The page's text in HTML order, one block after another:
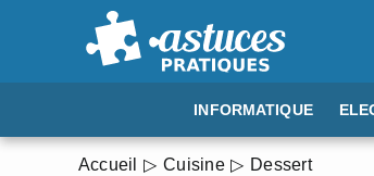
INFORMATIQUE
Accueil Cuisine Dessert